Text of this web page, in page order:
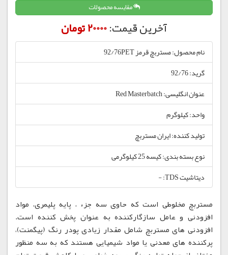
مقایسه محصولات
آخرین قیمت:20000 تومان
نام محصول: مستربچ قرمز 92/76PET
گرید: 92/76
عنوان انگلیسی: Red Masterbatch
واحد: کیلوگرم
تولید کننده: ایران مستربچ
نوع بسته بندی: کیسه 25 کیلوگرمی
دیتاشیت TDS: -
مستربچ مخلوطی است که حاوی سه جزء ، پایه پلیمری، مواد
افزودنی و عامل سازگارکننده به عنوان پخش کننده است.
افزودنی های مستربچ شامل مقدار زیادی پودر رنگ (پیگمنت)،
پرکننده های معدنی یا مواد شیمیایی هستند که به سه منظور